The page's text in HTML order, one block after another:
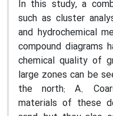
In this study, a
such as cluster
and hydrochemical
compound diagrams
chemical quality of
large zones can be
the north: A.
materials of these